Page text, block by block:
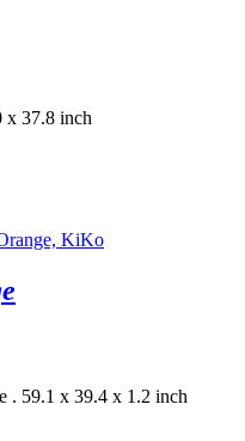
x 37.8 inch
. 59.1 x 39.4 x 1.2 inch